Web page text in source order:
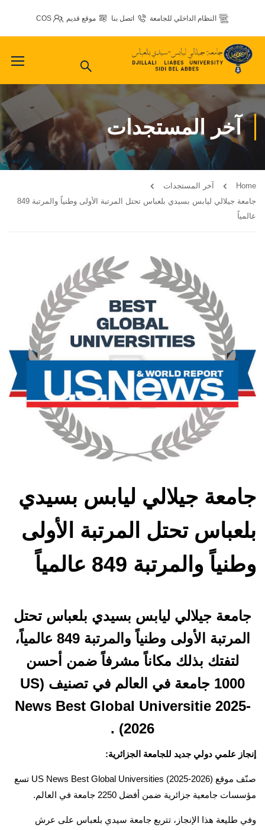
النظام الداخلي للجامعة اتصل بنا موقع قديم COS
آخر المستجدات
Home
آخر المستجدات
جامعة جيلالي ليابس بسيدي بلعباس تحتل المرتبة الأولى وطنياً والمرتبة 849
عالمياً
جامعة جيلالي ليابس بسيدي
بلعباس تحتل المرتبة الأولى
وطنياً والمرتبة 849 عالمياً
جامعة جيلالي ليابس بسيدي بلعباس تحتل
المرتبة الأولى وطنياً والمرتبة 849 عالمياً،
لتفتك بذلك مكاناً مشرفاً ضمن أحسن
1000 جامعة في العالم في تصنيف (US
News Best Global Universitie 2025-
2026) .
إنجاز علمي دولي جديد للجامعة الجزائرية:
صنّف موقع US News Best Global Universities (2025-2026) تسع
مؤسسات جامعية جزائرية ضمن أفضل 2250 جامعة في العالم.
وفي طليعة هذا الإنجاز، تتربع جامعة سيدي بلعباس على عرش